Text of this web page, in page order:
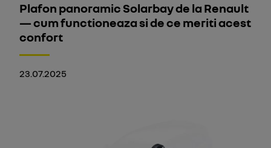
Plafon panoramic Solarbay de la Renault
— cum functioneaza si de ce meriti acest
confort
23.07.2025